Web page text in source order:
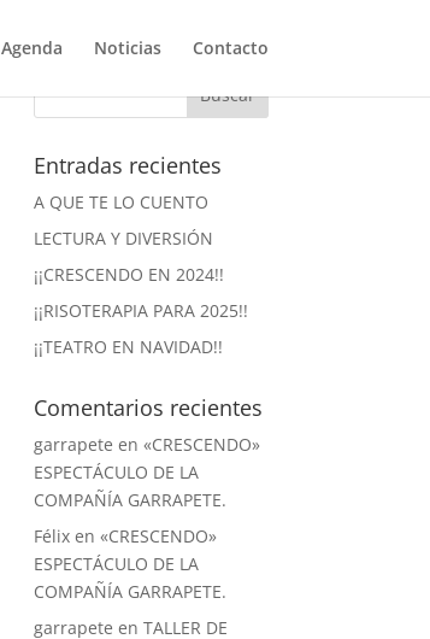
Agenda Noticias Contacto
Entradas recientes
A QUE TE LO CUENTO
LECTURA Y DIVERSIÓN
¡¡CRESCENDO EN 2024!!
¡¡RISOTERAPIA PARA 2025!!
¡¡TEATRO EN NAVIDAD!!
Comentarios recientes
garrapete en«CRESCENDO»
ESPECTÁCULO DE LA
COMPAÑÍA GARRAPETE.
Félix en«CRESCENDO»
ESPECTÁCULO DE LA
COMPAÑÍA GARRAPETE.
garrapete enTALLER DE